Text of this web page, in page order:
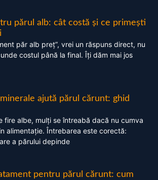
părul alb: cât costă și ce primești
păr alb preț”, vrei un răspuns direct, nu
costul până la final. Îți dăm mai jos
ajută părul cărunt: ghid
fire albe, mulți se întreabă dacă nu cumva
alimentație. Întrebarea este corectă:
a părului depinde
pentru părul cărunt: cum